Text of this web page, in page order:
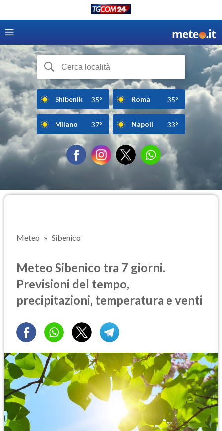
Shibenik 35° Roma 35°
Milano 37° Napoli 33°
Meteo Sibenico
Meteo Sibenico tra 7 giorni.
Previsioni del tempo,
precipitazioni, temperatura e venti